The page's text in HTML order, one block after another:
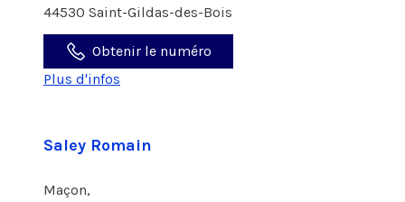
44530 Saint-Gildas-des-Bois
Obtenir le numéro
Plus d'infos
Saley Romain
Maçon,